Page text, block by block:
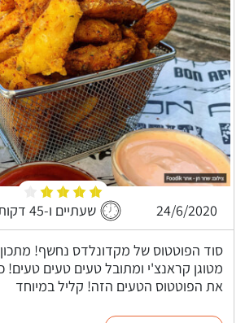
24/6/2020 שעתיים ו-45 דקות
סוד הפוטטוס של מקדונלדס נחשף!
מטוגן קראנצ'י ומתובל טעים טעים טעים!
את הפוטטוס הטעים הזה! קליל במיוחד